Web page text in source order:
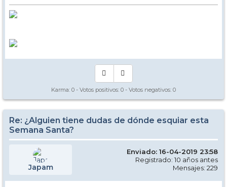
Karma: 0 - Votos positivos: 0 - Votos negativos: 0
Re: ¿Alguien tiene dudas de dónde esquiar esta
Semana Santa?
Japam
Enviado: 16-04-2019 23:58
Registrado: 10 años antes
Mensajes: 229